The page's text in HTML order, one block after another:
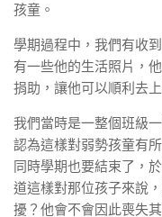
孩童。
學期過程中，我們有收
有一些他的生活照片，
捐助，讓他可以順利去上
我們當時是一整個班級
認為這樣對弱勢孩童有
同時學期也要結束了，
道這樣對那位孩子來說
擾？他會不會因此喪失